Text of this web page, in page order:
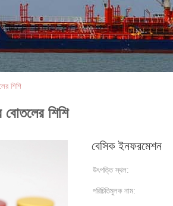
শিশি
শিশি
বেসিক ইনফরমেশন
উৎপত্তি স্থল:
পরিচিতিমুলক নাম: